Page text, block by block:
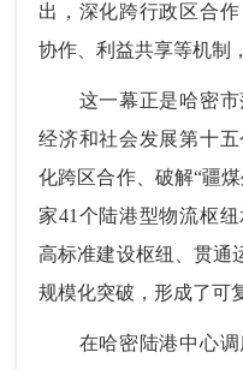
出，深化跨行政区合
协作、利益共享等机制
这一幕正是哈密市
经济和社会发展第十
化跨区合作、破解“疆
家41个陆港型物流枢
高标准建设枢纽、贯通
规模化突破，形成了可
在哈密陆港中心调